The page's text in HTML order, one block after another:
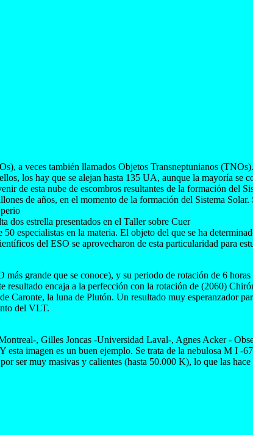
a veces también llamados Objetos Transneptunianos
los hay que se alejan hasta 135 UA, aunque la mayoría se
de esta nube de escombros resultantes de la formación del
de años, en el momento de la formación del Sistema
dos estrella presentados en el Taller sobre Cuer
especialistas en la materia. El objeto del que se ha
del ESO se aprovecharon de esta particularidad para
grande que se conoce), y su periodo de rotación de 6
encaja a la perfección con la rotación de (2060)
la luna de Plutón. Un resultado muy esperanzador
del VLT.
, Gilles Joncas -Universidad Laval-, Agnes Acker -
imagen es un buen ejemplo. Se trata de la nebulosa M I -
ser muy masivas y calientes (hasta 50.000 K), lo que las hace